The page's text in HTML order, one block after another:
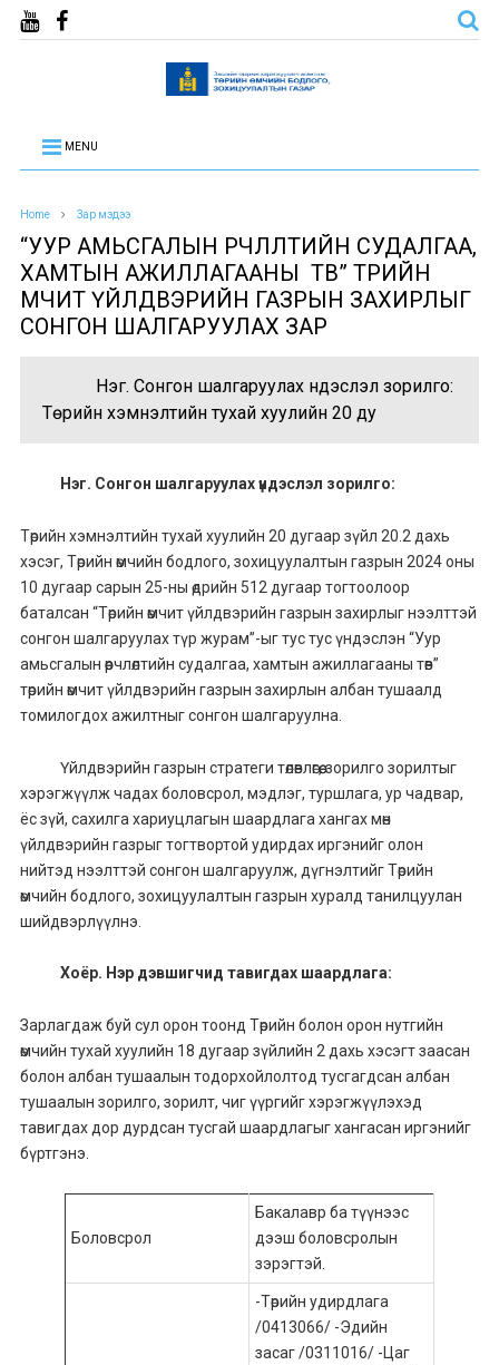
MENU
Home Зар мэдээ
“УУР АМЬСГАЛЫН ӨӨРЧЛӨЛТИЙН СУДАЛГАА,
ХАМТЫН АЖИЛЛАГААНЫ ТӨВ” ТӨРИЙН
ӨМЧИТ ҮЙЛДВЭРИЙН ГАЗРЫН ЗАХИРЛЫГ
СОНГОН ШАЛГАРУУЛАХ ЗАР
Нэг. Сонгон шалгаруулах үндэслэл зорилго:
Төрийн хэмнэлтийн тухай хуулийн 20 ду
Нэг. Сонгон шалгаруулах үндэслэл зорилго:
Төрийн хэмнэлтийн тухай хуулийн 20 дугаар зүйл 20.2 дахь
хэсэг, Төрийн өмчийн бодлого, зохицуулалтын газрын 2024 оны
10 дугаар сарын 25-ны өдрийн 512 дугаар тогтоолоор
баталсан “Төрийн өмчит үйлдвэрийн газрын захирлыг нээлттэй
сонгон шалгаруулах түр журам”-ыг тус тус үндэслэн “Уур
амьсгалын өөрчлөлтийн судалгаа, хамтын ажиллагааны төв”
төрийн өмчит үйлдвэрийн газрын захирлын албан тушаалд
томилогдох ажилтныг сонгон шалгаруулна.
Үйлдвэрийн газрын стратеги төлөвлөгөө, зорилго зорилтыг
хэрэгжүүлж чадах боловсрол, мэдлэг, туршлага, ур чадвар,
ёс зүй, сахилга хариуцлагын шаардлага хангах мөн
үйлдвэрийн газрыг тогтвортой удирдах иргэнийг олон
нийтэд нээлттэй сонгон шалгаруулж, дүгнэлтийг Төрийн
өмчийн бодлого, зохицуулалтын газрын хуралд танилцуулан
шийдвэрлүүлнэ.
Хоёр. Нэр дэвшигчид тавигдах шаардлага:
Зарлагдаж буй сул орон тоонд Төрийн болон орон нутгийн
өмчийн тухай хуулийн 18 дугаар зүйлийн 2 дахь хэсэгт заасан
болон албан тушаалын тодорхойлолтод тусгагдсан албан
тушаалын зорилго, зорилт, чиг үүргийг хэрэгжүүлэхэд
тавигдах дор дурдсан тусгай шаардлагыг хангасан иргэнийг
бүртгэнэ.
Боловсрол
Бакалавр ба түүнээс
дээш боловсролын
зэрэгтэй.
-Төрийн удирдлага
/0413066/ -Эдийн
засаг /0311016/ -Цаг